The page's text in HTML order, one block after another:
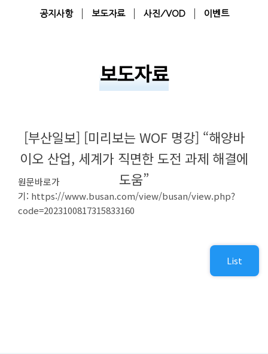
공지사항 보도자료 사진/VOD 이벤트
보도자료
[부산일보] [미리보는 WOF 명강] “해양바
이오 산업, 세계가 직면한 도전 과제 해결에
도움”
원문바로가
기: https://www.busan.com/view/busan/view.php?
code=2023100817315833160
List